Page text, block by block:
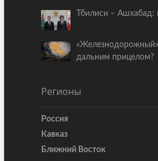
Тбилиси –
дальним прицелом?
Регионы
Россия
Кавказ
Ближний Восток